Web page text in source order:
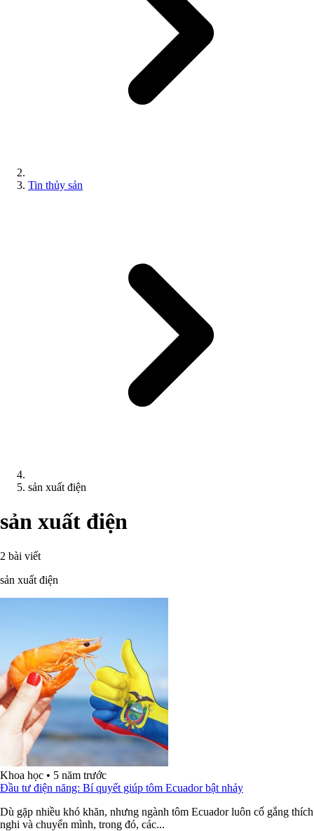
Tin thủy sản
sản xuất điện
sản xuất điện
2 bài viết
sản xuất điện
Khoa học • 5 năm trước
Đầu tư điện năng: Bí quyết giúp tôm Ecuador bật nhảy
Dù gặp nhiều khó khăn, nhưng ngành tôm Ecuador luôn cố gắng thích
nghi và chuyển mình, trong đó, các...